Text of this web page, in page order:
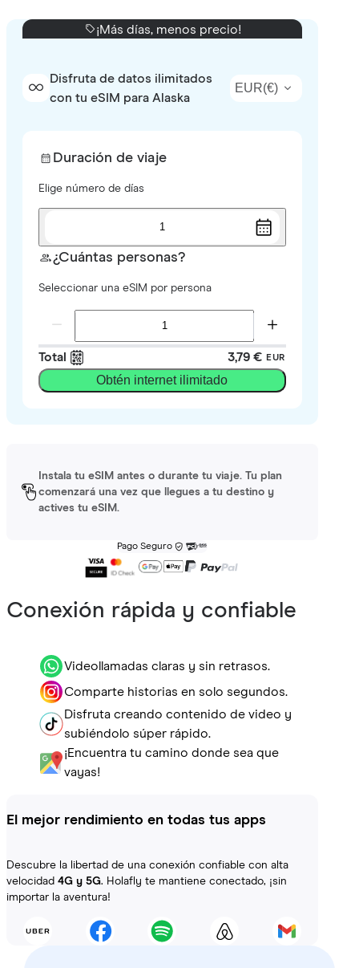
¡Más días, menos precio!
Disfruta de datos ilimitados
con tu eSIM para Alaska
EUR(€)
Duración de viaje
Elige número de días
1
¿Cuántas personas?
Seleccionar una eSIM por persona
Total 3,79 € EUR
Obtén internet ilimitado
Instala tu eSIM antes o durante tu viaje. Tu plan
comenzará una vez que llegues a tu destino y
actives tu eSIM.
Pago Seguro
Conexión rápida y confiable
Videollamadas claras y sin retrasos.
Comparte historias en solo segundos.
Disfruta creando contenido de video y
subiéndolo súper rápido.
¡Encuentra tu camino donde sea que
vayas!
El mejor rendimiento en todas tus apps
Descubre la libertad de una conexión confiable con alta
velocidad 4G y 5G. Holafly te mantiene conectado, ¡sin
importar la aventura!